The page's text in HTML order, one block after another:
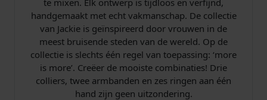
t
a
l
handgemaakt met echt vakmanschap. De collectie
van Jackie is geïnspireerd door vrouwen in de
meest bruisende steden van de wereld. Op de
collectie is slechts één regel van toepassing: ‘more
is more’. Creëer de mooiste combinaties! Drie
colliers, twee armbanden en zes ringen aan één
hand zijn geen uitzondering.